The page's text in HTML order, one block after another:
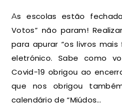
As escolas estão fechadas, mas os “Miúdos a
Votos” não param!
para apurar “os livros
eletrónico. Sabe como
Covid-19 obrigou ao
que nos obrigou
calendário de “Miúdos…